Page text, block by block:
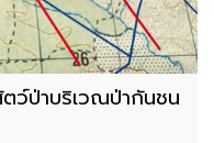
ว์ป่าบริเวณป่ากันชน